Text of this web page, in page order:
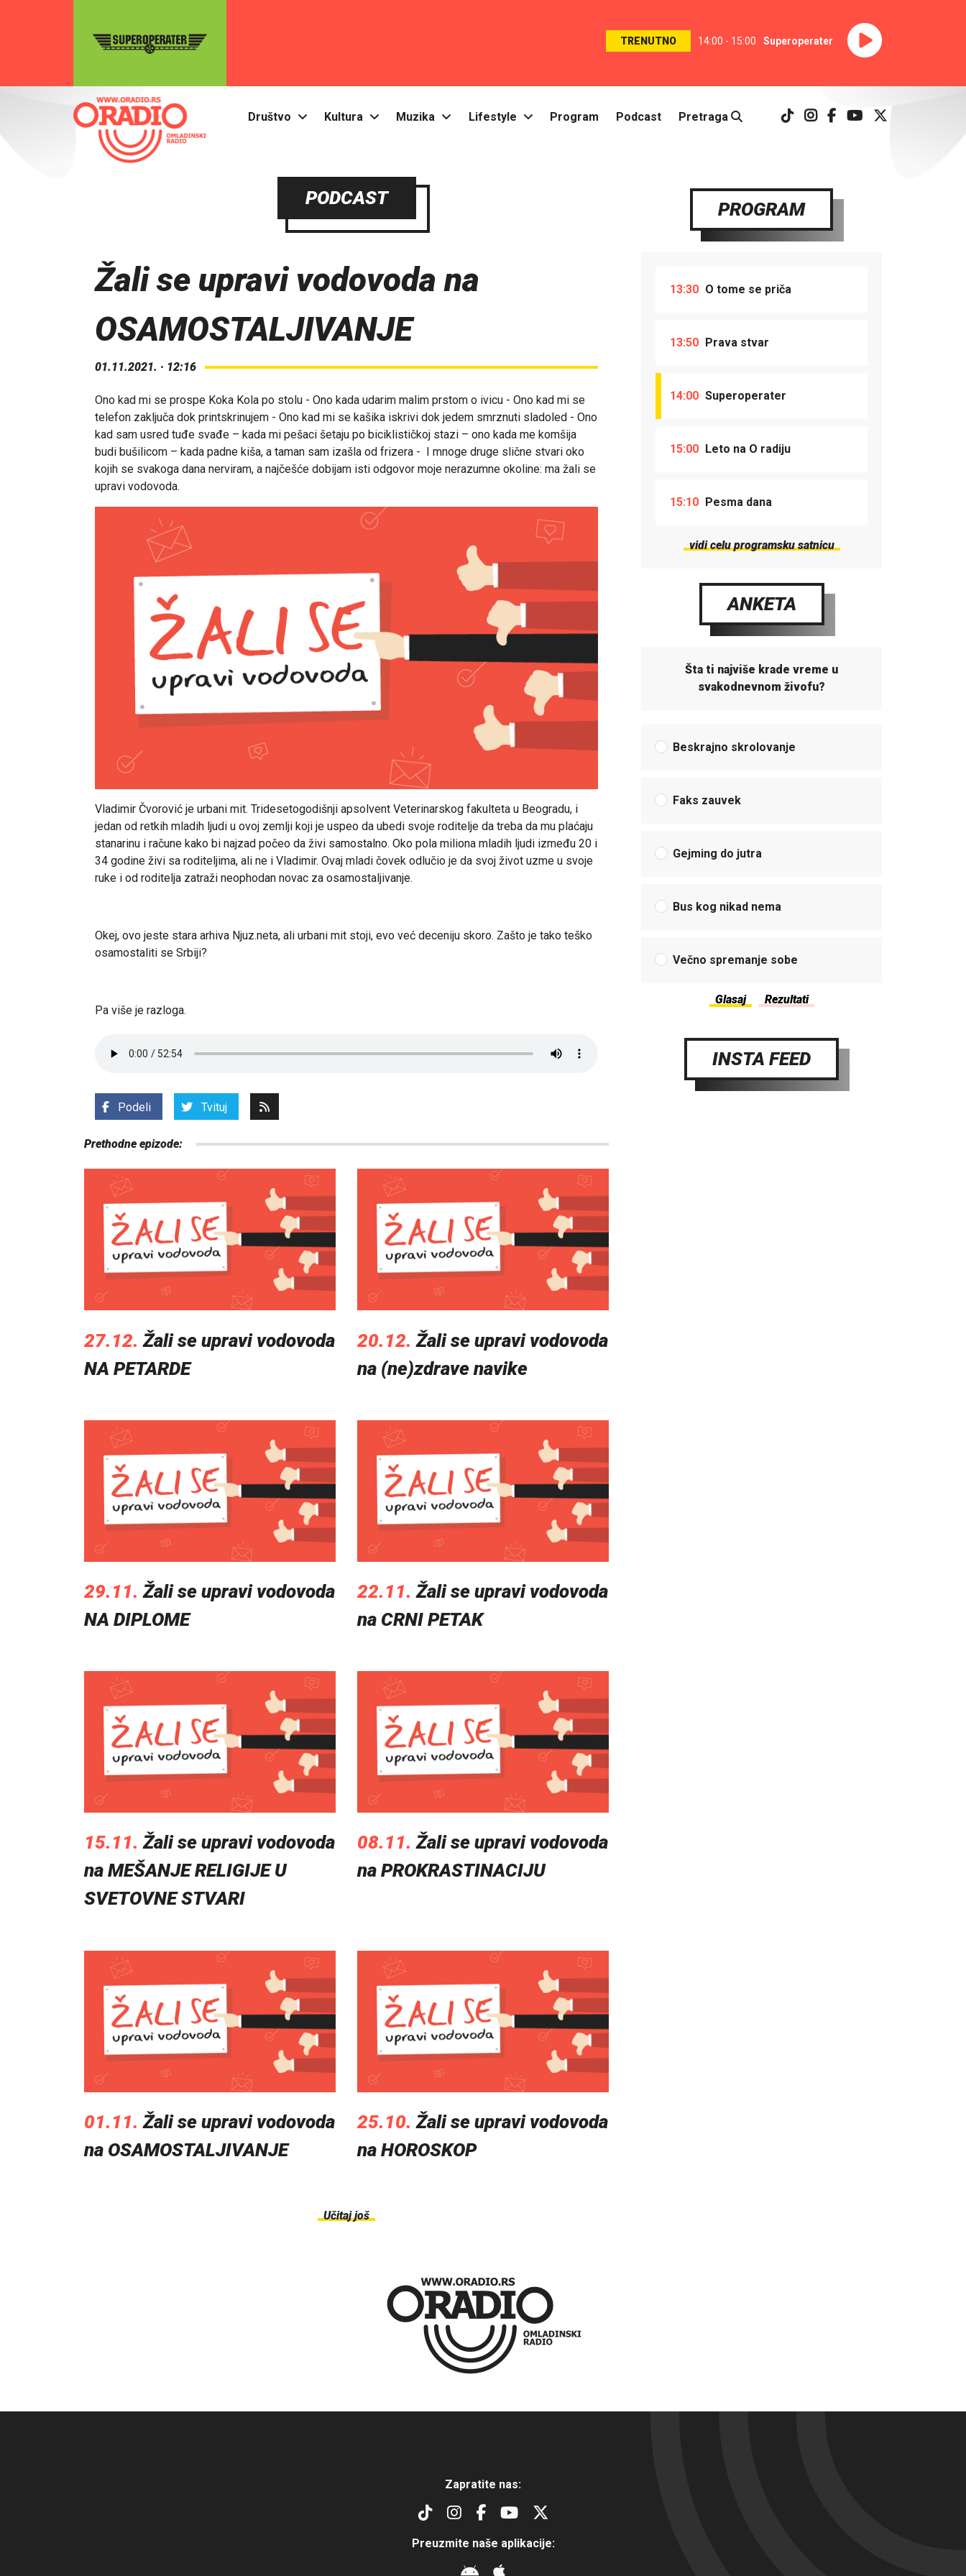
TRENUTNO 14:00 - 15:00 Superoperater
Društvo Kultura Muzika Lifestyle Program Podcast Pretraga
PODCAST
Žali se upravi vodovoda na
OSAMOSTALJIVANJE
01.11.2021. · 12:16
Ono kad mi se prospe Koka Kola po stolu - Ono kada udarim malim prstom o ivicu - Ono kad mi se
telefon zaključa dok printskrinujem - Ono kad mi se kašika iskrivi dok jedem smrznuti sladoled - Ono
kad sam usred tuđe svađe – kada mi pešaci šetaju po biciklističkoj stazi – ono kada me komšija
budi bušilicom – kada padne kiša, a taman sam izašla od frizera - I mnoge druge slične stvari oko
kojih se svakoga dana nerviram, a najčešće dobijam isti odgovor moje nerazumne okoline: ma žali se
upravi vodovoda.
Vladimir Čvorović je urbani mit. Tridesetogodišnji apsolvent Veterinarskog fakulteta u Beogradu, i
jedan od retkih mladih ljudi u ovoj zemlji koji je uspeo da ubedi svoje roditelje da treba da mu plaćaju
stanarinu i račune kako bi najzad počeo da živi samostalno. Oko pola miliona mladih ljudi između 20 i
34 godine živi sa roditeljima, ali ne i Vladimir. Ovaj mladi čovek odlučio je da svoj život uzme u svoje
ruke i od roditelja zatraži neophodan novac za osamostaljivanje.
Okej, ovo jeste stara arhiva Njuz.neta, ali urbani mit stoji, evo već deceniju skoro. Zašto je tako teško
osamostaliti se Srbiji?
Pa više je razloga.
Podeli Tvituj
Prethodne epizode:
27.12. Žali se upravi vodovoda
NA PETARDE
20.12. Žali se upravi vodovoda
na (ne)zdrave navike
29.11. Žali se upravi vodovoda
NA DIPLOME
22.11. Žali se upravi vodovoda
na CRNI PETAK
15.11. Žali se upravi vodovoda
na MEŠANJE RELIGIJE U
SVETOVNE STVARI
08.11. Žali se upravi vodovoda
na PROKRASTINACIJU
01.11. Žali se upravi vodovoda
na OSAMOSTALJIVANJE
25.10. Žali se upravi vodovoda
na HOROSKOP
Učitaj još
PROGRAM
13:30 O tome se priča
13:50 Prava stvar
14:00 Superoperater
15:00 Leto na O radiju
15:10 Pesma dana
vidi celu programsku satnicu
ANKETA
Šta ti najviše krade vreme u
svakodnevnom živofu?
Beskrajno skrolovanje
Faks zauvek
Gejming do jutra
Bus kog nikad nema
Večno spremanje sobe
INSTA FEED
Zapratite nas:
Preuzmite naše aplikacije: